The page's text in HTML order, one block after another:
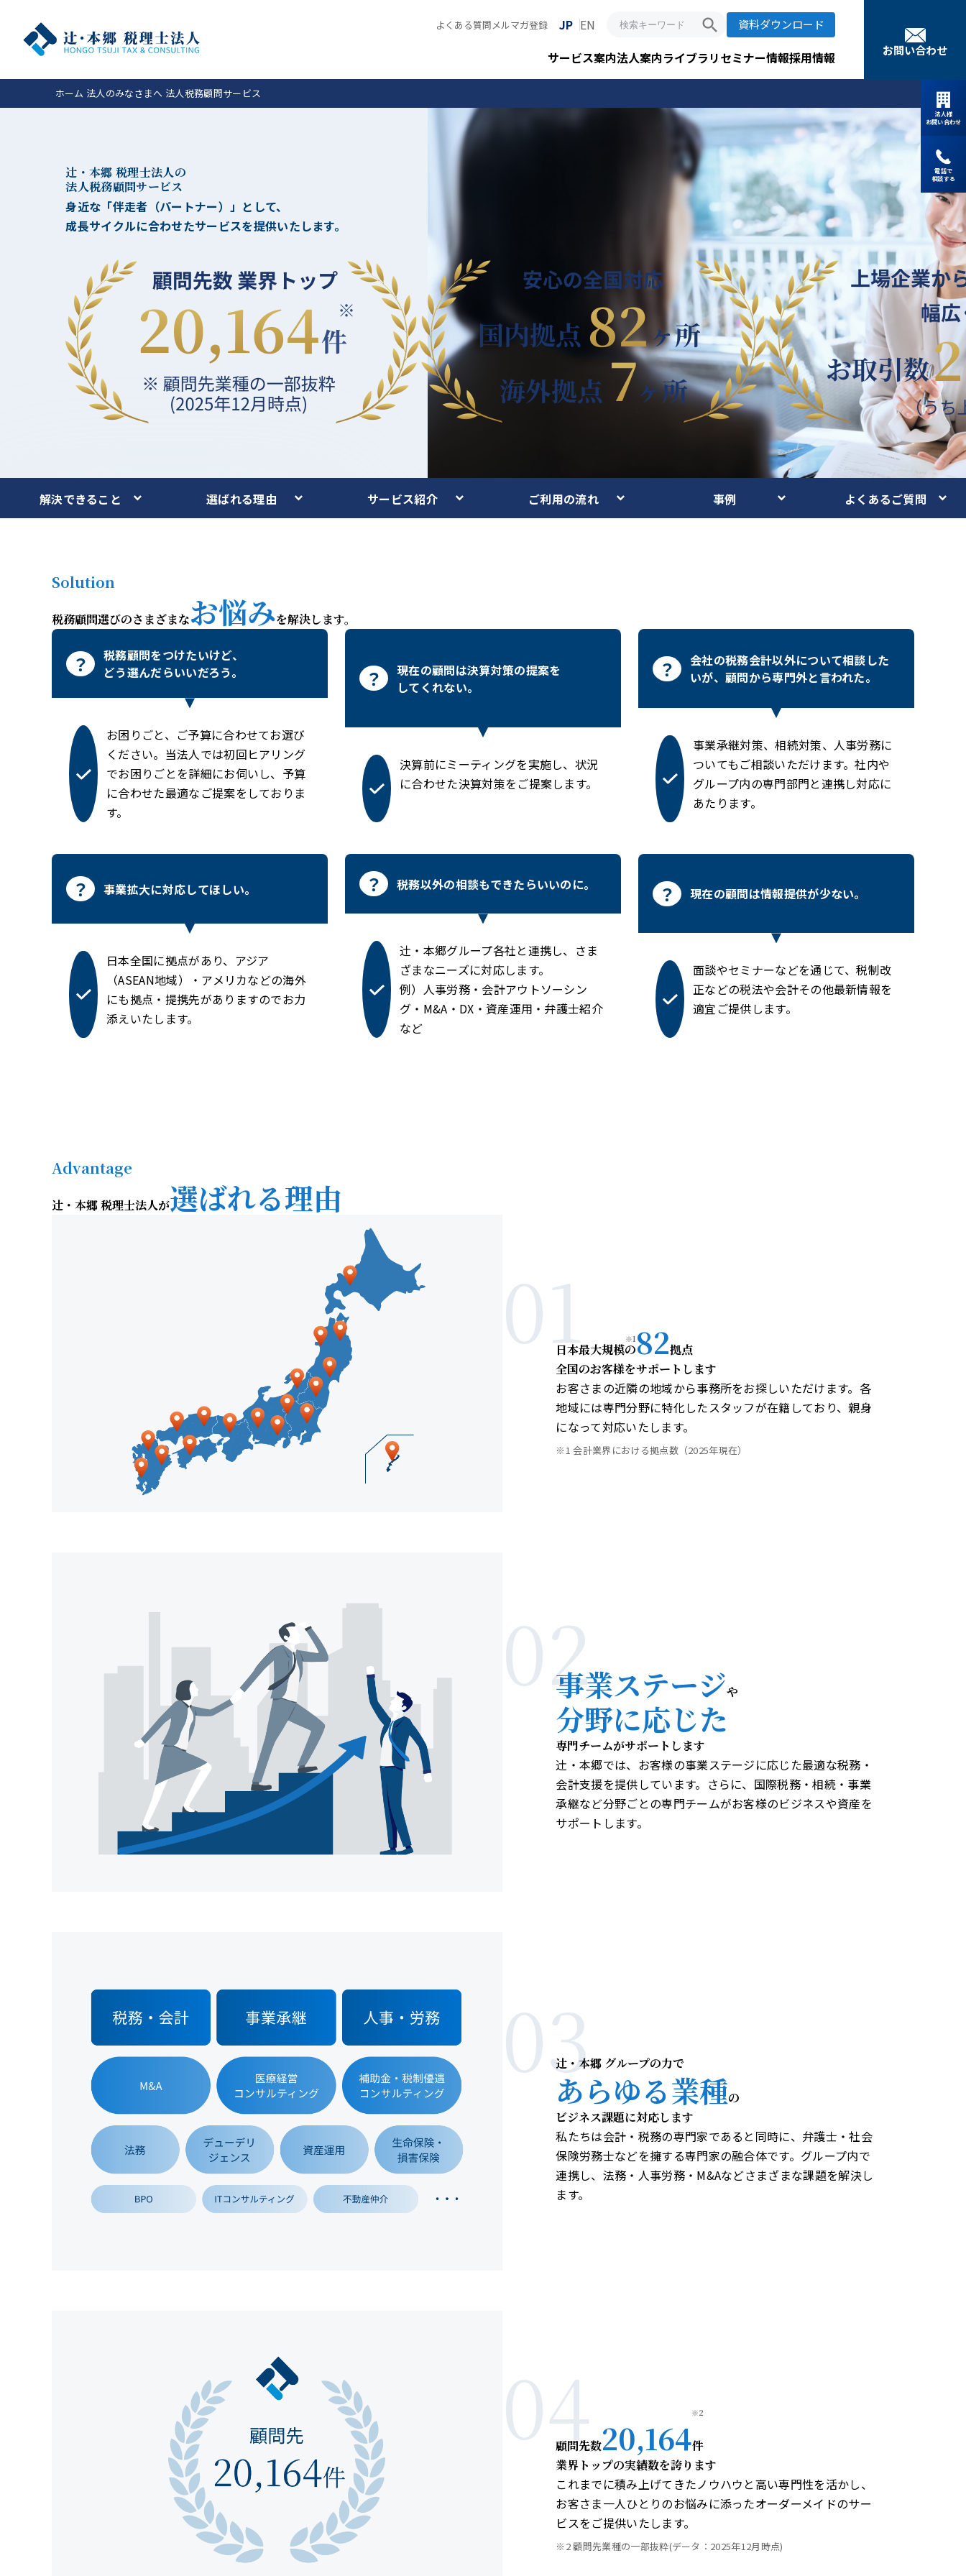
よくある質問 メルマガ登録 JP EN search 資料ダウンロード
サービス案内法人案内ライブラリセミナー情報採用情報 お問い合わせ
ホーム 法人のみなさまへ 法人税務顧問サービス
辻󠄀・本郷 税理士法人の
法人税務顧問サービス
身近な「伴走者（パートナー）」として、
成長サイクルに合わせたサービスを提供いたします。
解決できること 選ばれる理由 サービス紹介 ご利用の流れ 事例 よくあるご質問
Solution
税務顧問選びのさまざまなお悩みを解決します。
税務顧問をつけたいけど、
どう選んだらいいだろう。
お困りごと、ご予算に合わせてお選び
ください。当法人では初回ヒアリング
でお困りごとを詳細にお伺いし、予算
に合わせた最適なご提案をしておりま
す。
現在の顧問は決算対策の提案を
してくれない。
決算前にミーティングを実施し、状況
に合わせた決算対策をご提案します。
会社の税務会計以外について相談した
いが、顧問から専門外と言われた。
事業承継対策、相続対策、人事労務に
ついてもご相談いただけます。社内や
グループ内の専門部門と連携し対応に
あたります。
事業拡大に対応してほしい。
日本全国に拠点があり、アジア
（ASEAN地域）・アメリカなどの海外
にも拠点・提携先がありますのでお力
添えいたします。
税務以外の相談もできたらいいのに。
辻󠄀・本郷グループ各社と連携し、さま
ざまなニーズに対応します。
例）人事労務・会計アウトソーシン
グ・M&A・DX・資産運用・弁護士紹介
など
現在の顧問は情報提供が少ない。
面談やセミナーなどを通じて、税制改
正などの税法や会計その他最新情報を
適宜ご提供します。
Advantage
辻󠄀・本郷 税理士法人が選ばれる理由
01日本最大規模
※1
の82拠点
全国のお客様をサポートします
お客さまの近隣の地域から事務所をお探しいただけます。各
地域には専門分野に特化したスタッフが在籍しており、親身
になって対応いたします。
※1 会計業界における拠点数（2025年現在）
02事業ステージや
分野に応じた
専門チームがサポートします
辻󠄀・本郷では、お客様の事業ステージに応じた最適な税務・
会計支援を提供しています。さらに、国際税務・相続・事業
承継など分野ごとの専門チームがお客様のビジネスや資産を
サポートします。
03辻󠄀・本郷 グループの力で
あらゆる業種の
ビジネス課題に対応します
私たちは会計・税務の専門家であると同時に、弁護士・社会
保険労務士などを擁する専門家の融合体です。グループ内で
連携し、法務・人事労務・M&Aなどさまざまな課題を解決し
ます。
04
顧問先数20,164
※2
件
業界トップの実績数を誇ります
これまでに積み上げてきたノウハウと高い専門性を活かし、
お客さま一人ひとりのお悩みに添ったオーダーメイドのサー
ビスをご提供いたします。
※2 顧問先業種の一部抜粋(データ：2025年12月時点)